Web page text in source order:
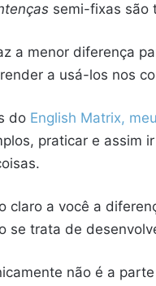
semi-fixas são
a menor diferença
a usá-los nos
do English Matrix,
praticar e assim
claro a você a
se trata de
não é a